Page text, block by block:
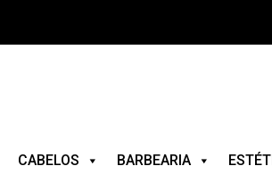
CABELOS BARBEARIA